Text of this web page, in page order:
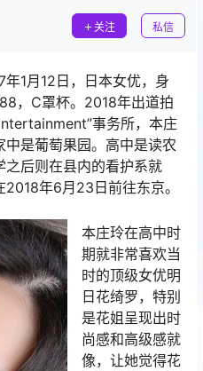
关注 私信
1月12日，日本女优，身
，C罩杯。2018年出道拍
事务所，本庄
是葡萄果园。高中是读农
之后则在县内的看护系就
年6月23日前往东京。
本庄玲在高中时
期就非常喜欢当
时的顶级女优明
日花绮罗，特别
是花姐呈现出时
尚感和高级感就
像，让她觉得花